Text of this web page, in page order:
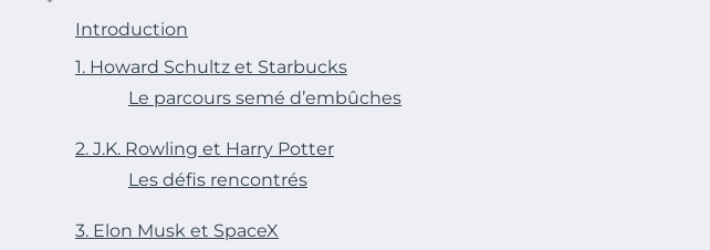
Introduction
1. Howard Schultz et Starbucks
Le parcours semé d’embûches
2. J.K. Rowling et Harry Potter
Les défis rencontrés
3. Elon Musk et SpaceX